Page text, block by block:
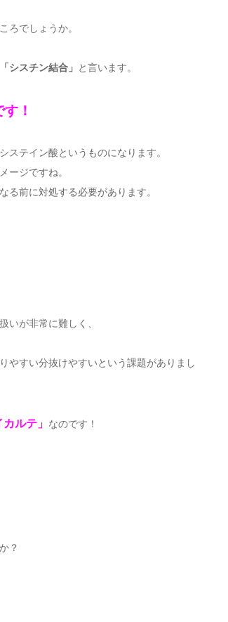
でしょうか。
「シスチン結合」 と言います。
！
テイン酸というものになります。
ジですね。
前に対処する必要があります。
が非常に難しく、
やすい分抜けやすいという課題がありまし
カルテ」 なのです！
？